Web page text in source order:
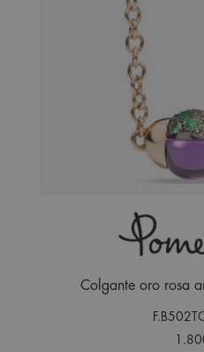
Colgante oro rosa